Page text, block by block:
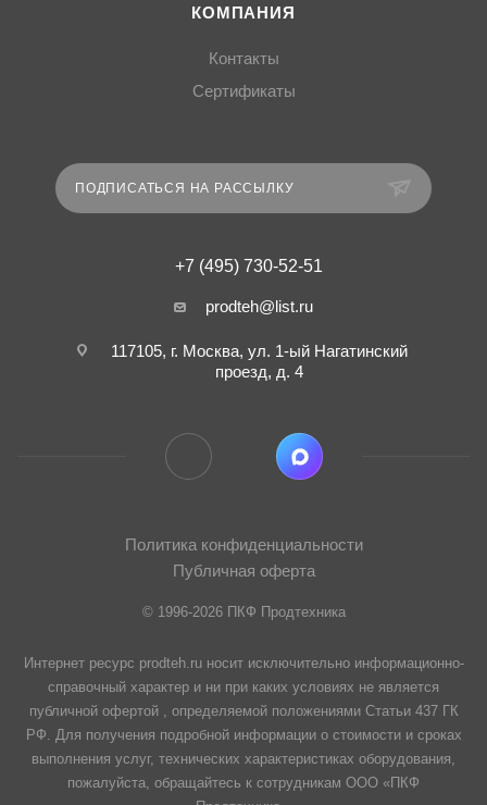
КОМПАНИЯ
Контакты
Сертификаты
ПОДПИСАТЬСЯ НА РАССЫЛКУ
+7 (495) 730-52-51
prodteh@list.ru
117105, г. Москва, ул. 1-ый Нагатинский
проезд, д. 4
Политика конфиденциальности
Публичная оферта
© 1996-2026 ПКФ Продтехника
Интернет ресурс prodteh.ru носит исключительно информационно-
справочный характер и ни при каких условиях не является
публичной офертой , определяемой положениями Статьи 437 ГК
РФ. Для получения подробной информации о стоимости и сроках
выполнения услуг, технических характеристиках оборудования,
пожалуйста, обращайтесь к сотрудникам ООО «ПКФ